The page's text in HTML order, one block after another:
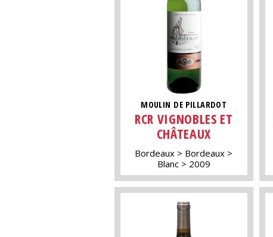
MOULIN DE PILLARDOT
RCR VIGNOBLES ET
CHÂTEAUX
Bordeaux
Bordeaux
Blanc
2009